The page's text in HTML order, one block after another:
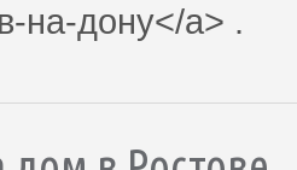
на-дону</a> .